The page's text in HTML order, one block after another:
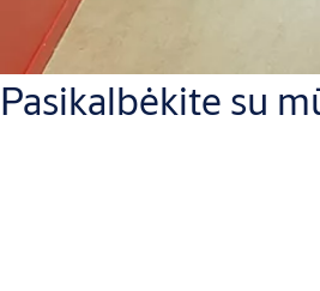
Pasikalbėkite su